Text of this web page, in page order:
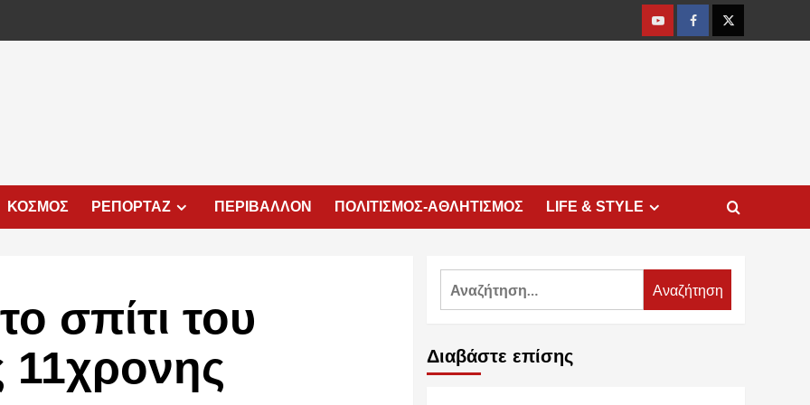
YoutubeFacebookTwitter
ΚΟΣΜΟΣ ΡΕΠΟΡΤΑΖ ΠΕΡΙΒΑΛΛΟΝ ΠΟΛΙΤΙΣΜΟΣ-ΑΘΛΗΤΙΣΜΟΣ LIFE & STYLE
σπίτι του
11χρονης
Αναζήτηση
Διαβάστε επίσης